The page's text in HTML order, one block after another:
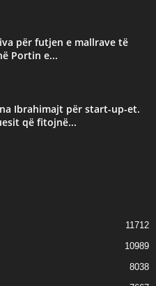
për futjen e mallrave të
Portin e...
Ibrahimajt për start-up-et.
që fitojnë...
11712
10989
8038